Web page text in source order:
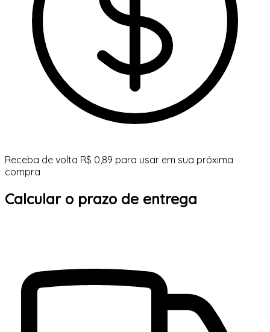
Receba de volta R$ 0,89 para usar em sua próxima
compra
Calcular o prazo de entrega